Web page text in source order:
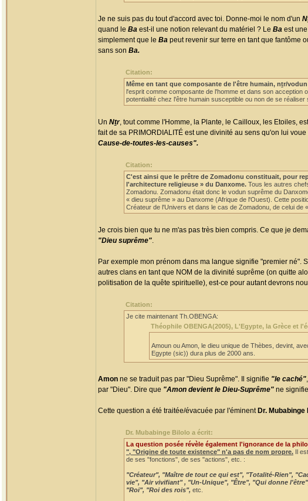
Je ne suis pas du tout d'accord avec toi. Donne-moi le nom d'un
quand le Ba est-il une notion relevant du matériel ? Le Ba est
simplement que le Ba peut revenir sur terre en tant que fantôme
sans son Ba.
Citation:
Même en tant que composante de l'être humain, nṯr/
l'esprit comme composante de l'homme et dans son
potentialité chez l'être humain susceptible ou non de se réaliser
Un Nṯr, tout comme l'Homme, la Plante, le Cailloux, les Etoiles,
fait de sa PRIMORDIALITÉ est une divinité au sens qu'on lui
Cause-de-toutes-les-causes".
Citation:
C'est ainsi que le prêtre de Zomadonu constituait, pour
l'architecture religieuse » du Danxome. Tous les autres
Zomadonu. Zomadonu était donc le vodun suprême du
« dieu suprême » au Danxome (Afrique de l'Ouest). Cette
Créateur de l'Univers et dans le cas de Zomadonu, de celui de
Je crois bien que tu ne m'as pas très bien compris. Ce que je
"Dieu suprême".
Par exemple mon prénom dans ma langue signifie "premier né".
autres clans en tant que NOM de la divinité suprême (on quitte
politisation de la quête spirituelle), est-ce pour autant devrons
Citation:
Je cite maintenant Th.OBENGA:
Théophile OBENGA(2005), L'Egypte, la Grèce et
Amoun ou Amon, le dieu unique de Thèbes, devint,
Egypte (sic)) dura plus de 2000 ans.
Amon ne se traduit pas par "Dieu Suprême". Il signifie "le caché",
par "Dieu". Dire que "Amon devient le Dieu-Suprême" ne
Cette question a été traitée/évacuée par l'éminent Dr. Mubabinge
Dr. Mubabinge Bilolo a écrit:
La question posée révèle également l'ignorance de la
", "Origine de toute existence" n'a pas de nom propre. Il
de ses "fonctions", de ses "actions", etc. :
"Créateur", "Maître de tout ce qui est", "Totalité-Rien",
vie", "Air vivifiant" , "Un-Unique", "Être", "Qui donne
"Roi", "Roi des rois", etc.